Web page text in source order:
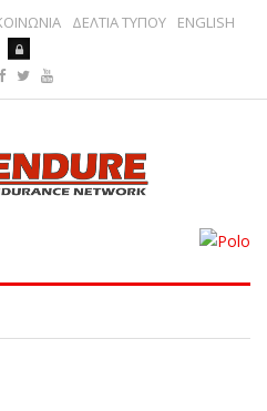
ΔΕΛΤΙΑ ΤΥΠΟΥ ENGLISH